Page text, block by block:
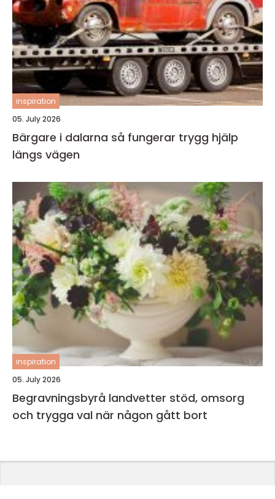
inspiration
05. July 2026
Bärgare i dalarna så fungerar trygg hjälp
längs vägen
inspiration
05. July 2026
Begravningsbyrå landvetter stöd, omsorg
och trygga val när någon gått bort